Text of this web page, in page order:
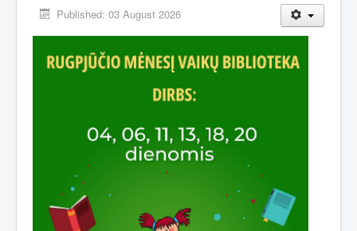
Published: 03 August 2026